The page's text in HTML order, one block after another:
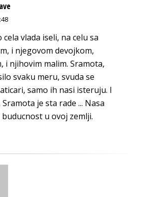
cela vlada iseli, na celu sa
i njegovom devojkom,
i njihovim malim. Sramota,
svaku meru, svuda se
samo ih nasi isteruju. I
je sta rade ... Nasa
buducnost u ovoj zemlji.